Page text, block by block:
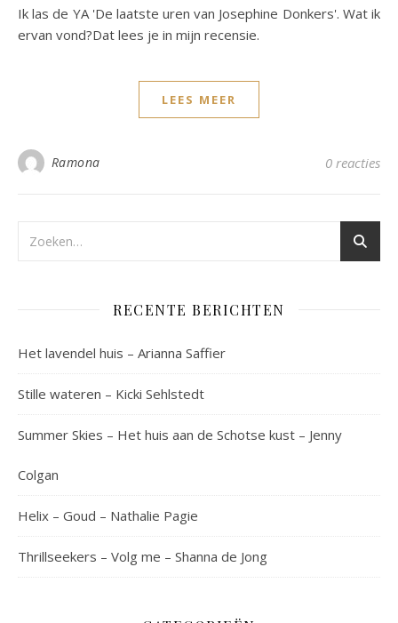
Ik las de YA 'De laatste uren van Josephine Donkers'. Wat ik
ervan vond?Dat lees je in mijn recensie.
LEES MEER
Ramona 0 reacties
RECENTE BERICHTEN
Het lavendel huis – Arianna Saffier
Stille wateren – Kicki Sehlstedt
Summer Skies – Het huis aan de Schotse kust – Jenny
Colgan
Helix – Goud – Nathalie Pagie
Thrillseekers – Volg me – Shanna de Jong